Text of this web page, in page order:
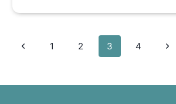
Page
Prethodna
1 2 3 4